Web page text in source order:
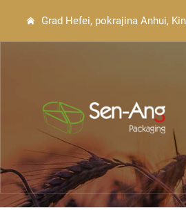
Grad Hefei, pokrajina Anhui,